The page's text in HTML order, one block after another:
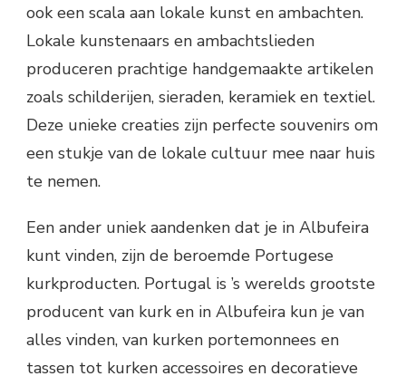
ook een scala aan lokale kunst en ambachten.
Lokale kunstenaars en ambachtslieden
produceren prachtige handgemaakte artikelen
zoals schilderijen, sieraden, keramiek en textiel.
Deze unieke creaties zijn perfecte souvenirs om
een stukje van de lokale cultuur mee naar huis
te nemen.
Een ander uniek aandenken dat je in Albufeira
kunt vinden, zijn de beroemde Portugese
kurkproducten. Portugal is ’s werelds grootste
producent van kurk en in Albufeira kun je van
alles vinden, van kurken portemonnees en
tassen tot kurken accessoires en decoratieve